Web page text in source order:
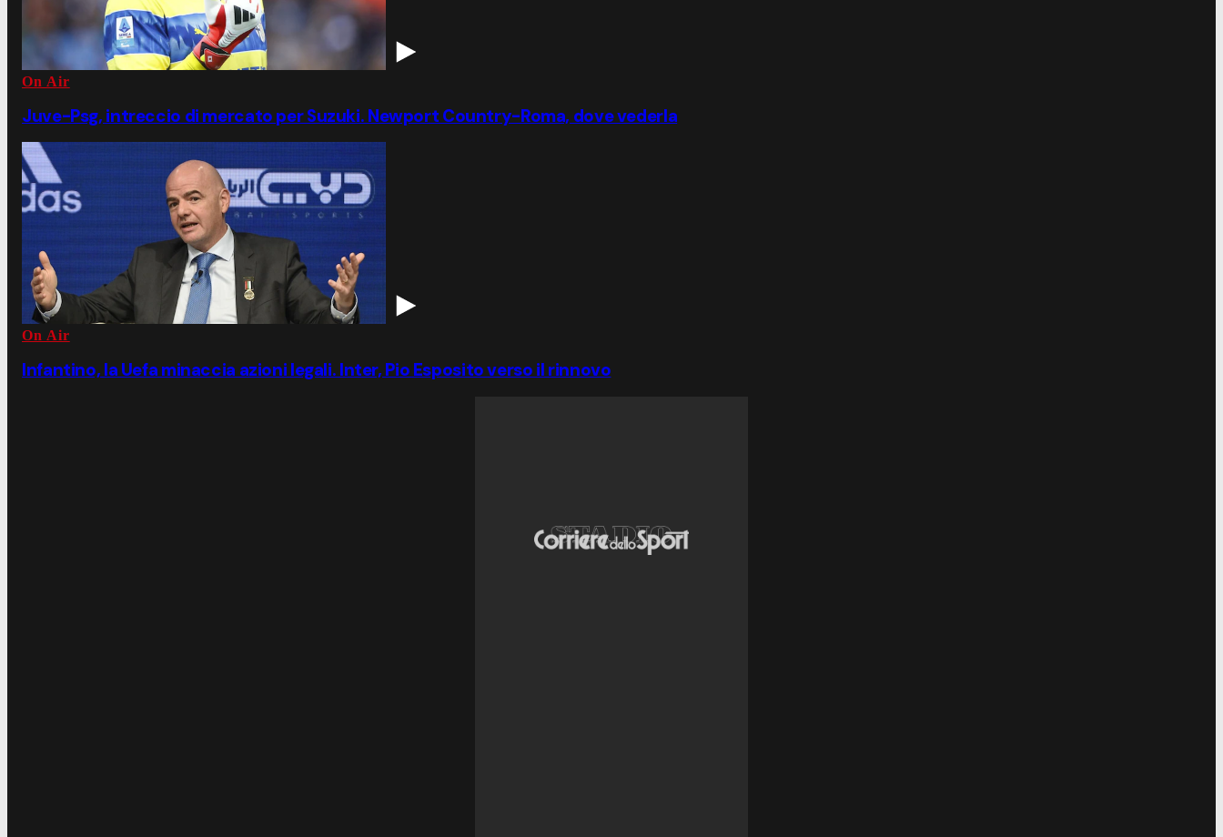
On Air
Juve-Psg, intreccio di mercato per Suzuki. Newport Country-Roma, dove vederla
On Air
Infantino, la Uefa minaccia azioni legali. Inter, Pio Esposito verso il rinnovo